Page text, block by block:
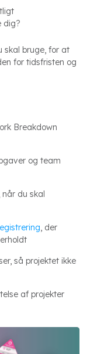
dig?
skal bruge, for at
for tidsfristen og
Breakdown
og team
du skal
, der
så projektet ikke
af projekter